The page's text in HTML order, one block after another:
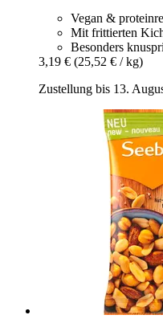
Vegan &
Mit frittierten
Besonders
3,19 € (25,52 € / kg)
Zustellung bis 13.